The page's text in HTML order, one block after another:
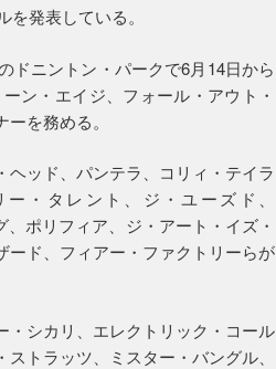
発表している。
ドニントン・パークで6月14日から
ン・エイジ、フォール・アウト・
を務める。
ッド、パンテラ、コリィ・テイラ
・タレント、ジ・ユーズド、
ポリフィア、ジ・アート・イズ・
ード、フィアー・ファクトリーらが
・シカリ、エレクトリック・コール
トラッツ、ミスター・バングル、